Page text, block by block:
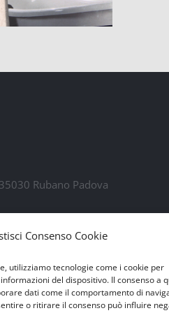
Consenso Cookie
utilizziamo tecnologie come i cookie per
del dispositivo. Il consenso a
dati come il comportamento di
o ritirare il consenso può influire
Rubano Padova
7 | 35020 Ponte San Nicolò PD
n. 04460100284
15.000 i.v.